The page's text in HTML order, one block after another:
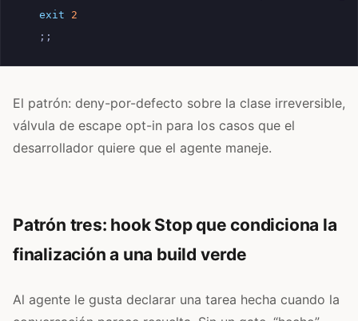
exit
2
;;
El patrón: deny-por-defecto sobre la clase irreversible,
válvula de escape opt-in para los casos que el
desarrollador quiere que el agente maneje.
Patrón tres: hook Stop que condiciona la
finalización a una build verde
Al agente le gusta declarar una tarea hecha cuando la